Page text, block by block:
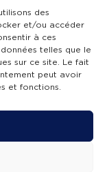
des
et/ou accéder
à ces
telles que le
sur ce site. Le fait
peut avoir
et fonctions.